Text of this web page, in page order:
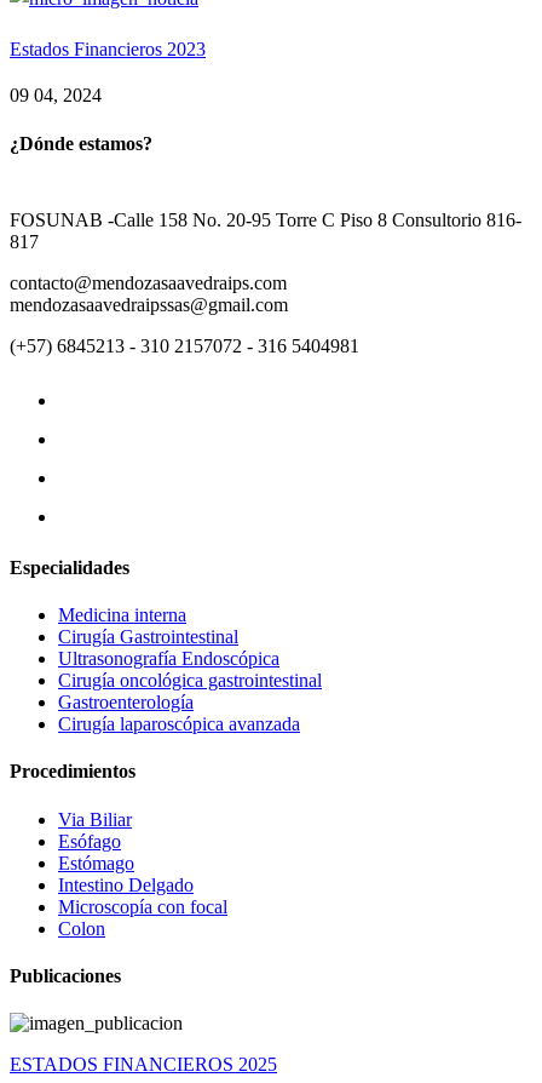
Estados Financieros 2023
09 04, 2024
¿Dónde estamos?
FOSUNAB -Calle 158 No. 20-95 Torre C Piso 8 Consultorio 816-
817
contacto@mendozasaavedraips.com
mendozasaavedraipssas@gmail.com
(+57) 6845213 - 310 2157072 - 316 5404981
Especialidades
Medicina interna
Cirugía Gastrointestinal
Ultrasonografía Endoscópica
Cirugía oncológica gastrointestinal
Gastroenterología
Cirugía laparoscópica avanzada
Procedimientos
Via Biliar
Esófago
Estómago
Intestino Delgado
Microscopía con focal
Colon
Publicaciones
ESTADOS FINANCIEROS 2025